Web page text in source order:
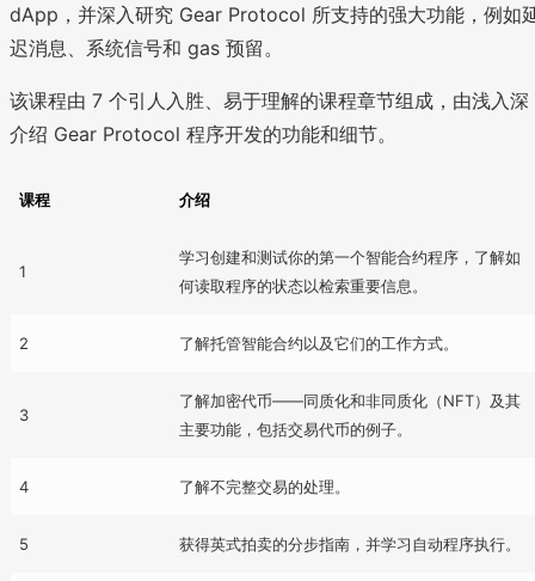
dApp，并深入研究 Gear Protocol 所支持的强大功能，例如
迟消息、系统信号和 gas 预留。
该课程由 7 个引人入胜、易于理解的课程章节组成，由浅入深
介绍 Gear Protocol 程序开发的功能和细节。
课程 介绍
1
学习创建和测试你的第一个智能合约程序，了解如
何读取程序的状态以检索重要信息。
2 了解托管智能合约以及它们的工作方式。
3
了解加密代币——同质化和非同质化（NFT）及其
主要功能，包括交易代币的例子。
4 了解不完整交易的处理。
5 获得英式拍卖的分步指南，并学习自动程序执行。